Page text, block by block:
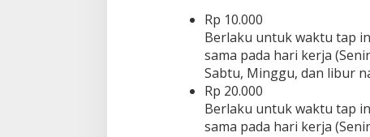
Rp 10.000
Berlaku untuk waktu tap
sama pada hari kerja
Sabtu, Minggu, dan libur
Rp 20.000
Berlaku untuk waktu tap
sama pada hari kerja